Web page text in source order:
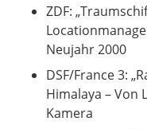
ZDF:
Neujahr 2000
DSF/France 3:
Himalaya – Von
Kamera